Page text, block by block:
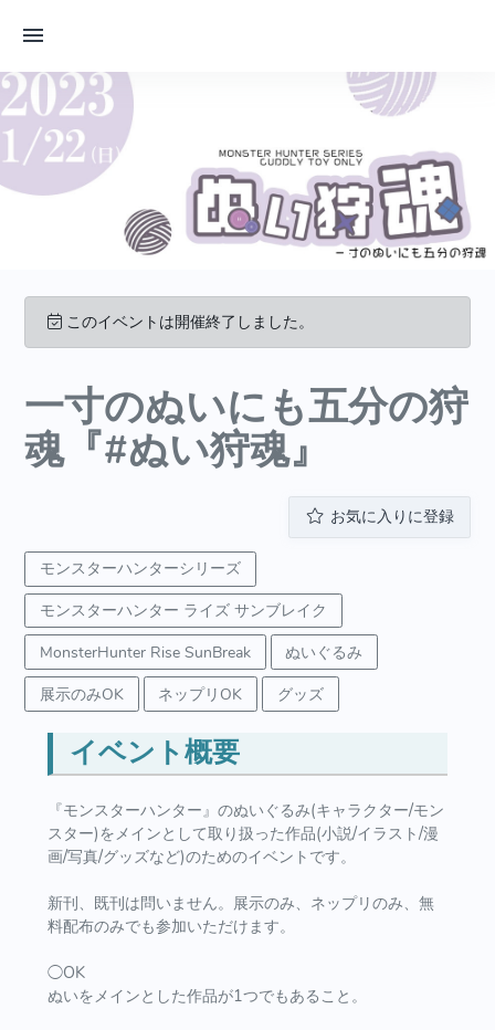
このイベントは開催終了しました。
一寸のぬいにも五分の狩
魂『#ぬい狩魂』
お気に入りに登録
モンスターハンターシリーズ
モンスターハンター ライズ サンブレイク
MonsterHunter Rise SunBreak
ぬいぐるみ
展示のみOK
ネップリOK グッズ
イベント概要
『モンスターハンター』のぬいぐるみ(キャラクター/モン
スター)をメインとして取り扱った作品(小説/イラスト/漫
画/写真/グッズなど)のためのイベントです。
新刊、既刊は問いません。展示のみ、ネップリのみ、無
料配布のみでも参加いただけます。
◯OK
ぬいをメインとした作品が1つでもあること。